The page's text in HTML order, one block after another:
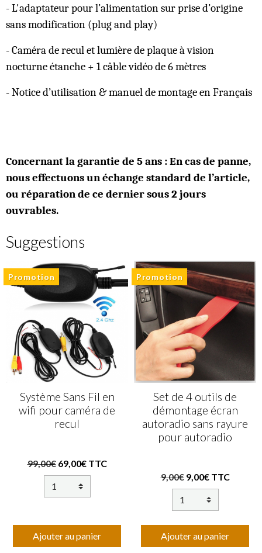
- L'adaptateur pour l’alimentation sur prise d’origine
sans modification (plug and play)
- Caméra de recul et lumière de plaque à vision
nocturne étanche + 1 câble vidéo de 6 mètres
- Notice d’utilisation & manuel de montage en Français
Concernant la garantie de 5 ans : En cas de panne,
nous effectuons un échange standard de l’article,
ou réparation de ce dernier sous 2 jours
ouvrables.
Suggestions
Promotion
Système Sans Fil en
wifi pour caméra de
recul
99,00€ 69,00€ TTC
Ajouter au panier
Promotion
Set de 4 outils de
démontage écran
autoradio sans rayure
pour autoradio
9,00€ 9,00€ TTC
Ajouter au panier